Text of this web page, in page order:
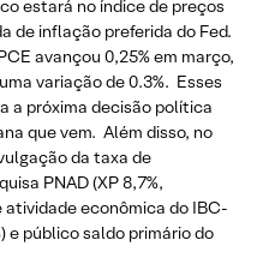
estará no índice de preços
de inflação preferida do Fed.
avançou 0,25% em março,
variação de 0.3%. Esses
a próxima decisão política
que vem. Além disso, no
da taxa de
PNAD (XP 8,7%,
atividade econômica do IBC-
e público saldo primário do